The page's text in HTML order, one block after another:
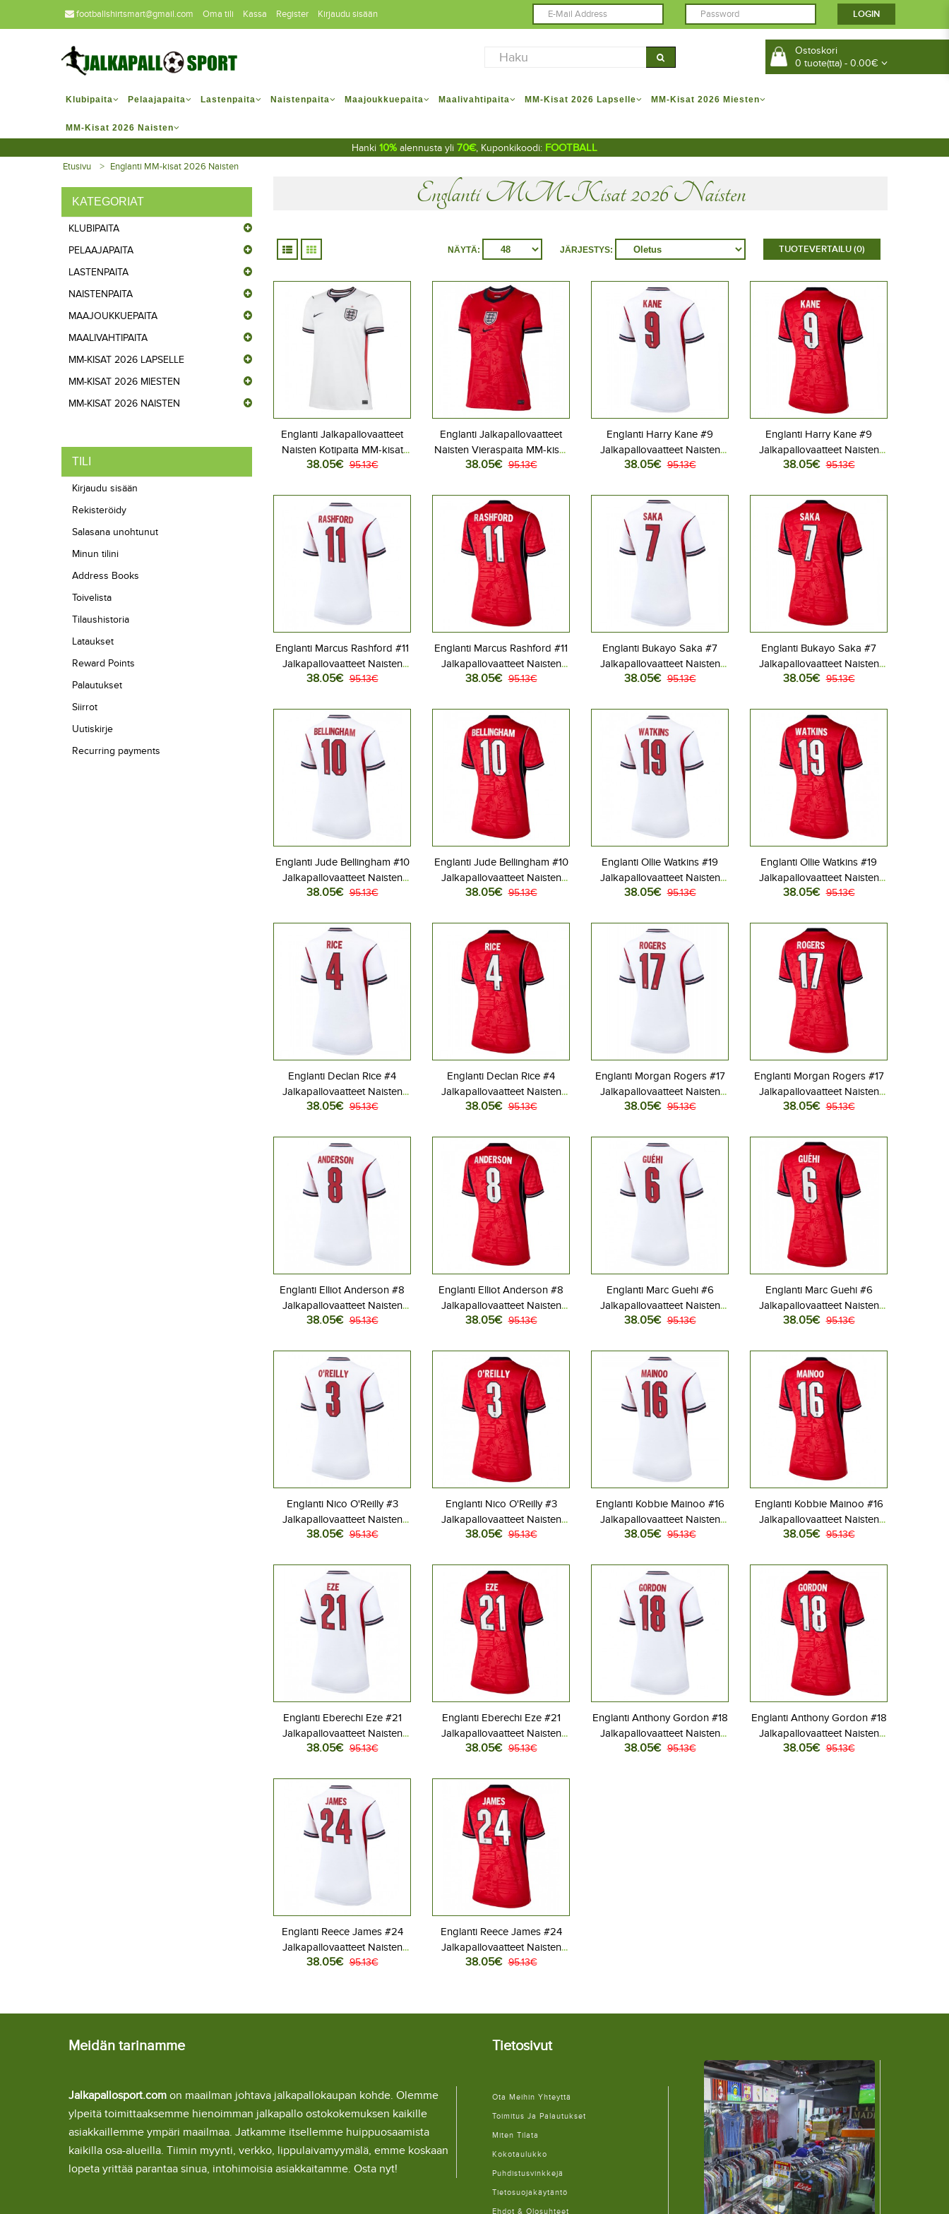
footballshirtsmart@gmail.com Oma tili Kassa Register Kirjaudu sisään
Ostoskori
0 tuote(tta) - 0.00€
Klubipaita Pelaajapaita Lastenpaita Naistenpaita Maajoukkuepaita Maalivahtipaita MM-Kisat 2026 Lapselle MM-Kisat 2026 Miesten
MM-Kisat 2026 Naisten
Hanki 10% alennusta yli 70€, Kuponkikoodi: FOOTBALL
Etusivu Englanti MM-kisat 2026 Naisten
KATEGORIAT
KLUBIPAITA
PELAAJAPAITA
LASTENPAITA
NAISTENPAITA
MAAJOUKKUEPAITA
MAALIVAHTIPAITA
MM-KISAT 2026 LAPSELLE
MM-KISAT 2026 MIESTEN
MM-KISAT 2026 NAISTEN
TILI
Kirjaudu sisään
Rekisteröidy
Salasana unohtunut
Minun tilini
Address Books
Toivelista
Tilaushistoria
Lataukset
Reward Points
Palautukset
Siirrot
Uutiskirje
Recurring payments
Englanti MM-Kisat 2026 Naisten
TUOTEVERTAILU (0)
JÄRJESTYS:
NÄYTÄ:
Englanti Jalkapallovaatteet
Naisten Kotipaita MM-kisat
2026 Lyhythihainen
38.05€ 95.13€
Englanti Jalkapallovaatteet
Naisten Vieraspaita MM-kisat
2026 Lyhythihainen
38.05€ 95.13€
Englanti Harry Kane #9
Jalkapallovaatteet Naisten
Kotipaita MM-kisat 2026
38.05€ 95.13€
Englanti Harry Kane #9
Jalkapallovaatteet Naisten
Vieraspaita MM-kisat 2026
38.05€ 95.13€
Englanti Marcus Rashford #11
Jalkapallovaatteet Naisten
Kotipaita MM-kisat 2026
38.05€ 95.13€
Englanti Marcus Rashford #11
Jalkapallovaatteet Naisten
Vieraspaita MM-kisat 2026
38.05€ 95.13€
Englanti Bukayo Saka #7
Jalkapallovaatteet Naisten
Kotipaita MM-kisat 2026
38.05€ 95.13€
Englanti Bukayo Saka #7
Jalkapallovaatteet Naisten
Vieraspaita MM-kisat 2026
38.05€ 95.13€
Englanti Jude Bellingham #10
Jalkapallovaatteet Naisten
Kotipaita MM-kisat 2026
38.05€ 95.13€
Englanti Jude Bellingham #10
Jalkapallovaatteet Naisten
Vieraspaita MM-kisat 2026
38.05€ 95.13€
Englanti Ollie Watkins #19
Jalkapallovaatteet Naisten
Kotipaita MM-kisat 2026
38.05€ 95.13€
Englanti Ollie Watkins #19
Jalkapallovaatteet Naisten
Vieraspaita MM-kisat 2026
38.05€ 95.13€
Englanti Declan Rice #4
Jalkapallovaatteet Naisten
Kotipaita MM-kisat 2026
38.05€ 95.13€
Englanti Declan Rice #4
Jalkapallovaatteet Naisten
Vieraspaita MM-kisat 2026
38.05€ 95.13€
Englanti Morgan Rogers #17
Jalkapallovaatteet Naisten
Kotipaita MM-kisat 2026
38.05€ 95.13€
Englanti Morgan Rogers #17
Jalkapallovaatteet Naisten
Vieraspaita MM-kisat 2026
38.05€ 95.13€
Englanti Elliot Anderson #8
Jalkapallovaatteet Naisten
Kotipaita MM-kisat 2026
38.05€ 95.13€
Englanti Elliot Anderson #8
Jalkapallovaatteet Naisten
Vieraspaita MM-kisat 2026
38.05€ 95.13€
Englanti Marc Guehi #6
Jalkapallovaatteet Naisten
Kotipaita MM-kisat 2026
38.05€ 95.13€
Englanti Marc Guehi #6
Jalkapallovaatteet Naisten
Vieraspaita MM-kisat 2026
38.05€ 95.13€
Englanti Nico O'Reilly #3
Jalkapallovaatteet Naisten
Kotipaita MM-kisat 2026
38.05€ 95.13€
Englanti Nico O'Reilly #3
Jalkapallovaatteet Naisten
Vieraspaita MM-kisat 2026
38.05€ 95.13€
Englanti Kobbie Mainoo #16
Jalkapallovaatteet Naisten
Kotipaita MM-kisat 2026
38.05€ 95.13€
Englanti Kobbie Mainoo #16
Jalkapallovaatteet Naisten
Vieraspaita MM-kisat 2026
38.05€ 95.13€
Englanti Eberechi Eze #21
Jalkapallovaatteet Naisten
Kotipaita MM-kisat 2026
38.05€ 95.13€
Englanti Eberechi Eze #21
Jalkapallovaatteet Naisten
Vieraspaita MM-kisat 2026
38.05€ 95.13€
Englanti Anthony Gordon #18
Jalkapallovaatteet Naisten
Kotipaita MM-kisat 2026
38.05€ 95.13€
Englanti Anthony Gordon #18
Jalkapallovaatteet Naisten
Vieraspaita MM-kisat 2026
38.05€ 95.13€
Englanti Reece James #24
Jalkapallovaatteet Naisten
Kotipaita MM-kisat 2026
38.05€ 95.13€
Englanti Reece James #24
Jalkapallovaatteet Naisten
Vieraspaita MM-kisat 2026
38.05€ 95.13€
Meidän tarinamme
Jalkapallosport.com on maailman johtava jalkapallokaupan kohde. Olemme
ylpeitä toimittaaksemme hienoimman jalkapallo ostokokemuksen kaikille
asiakkaillemme ympäri maailmaa. Jatkamme itsellemme huippuosaamista
kaikilla osa-alueilla. Tiimin myynti, verkko, lippulaivamyymälä, emme koskaan
lopeta yrittää parantaa sinua, intohimoisia asiakkaitamme. Osta nyt!
Tietosivut
Ota Meihin Yhteyttä
Toimitus Ja Palautukset
Miten Tilata
Kokotaulukko
Puhdistusvinkkejä
Tietosuojakäytäntö
Ehdot & Olosuhteet